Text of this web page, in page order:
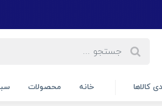
کالاها خانه محصولات